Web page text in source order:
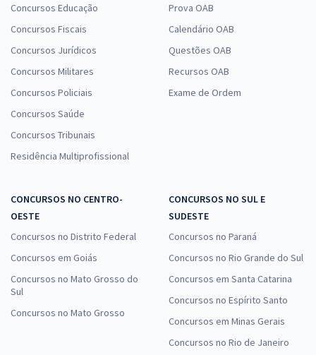
Concursos Educação
Concursos Fiscais
Concursos Jurídicos
Concursos Militares
Concursos Policiais
Concursos Saúde
Concursos Tribunais
Residência Multiprofissional
Prova OAB
Calendário OAB
Questões OAB
Recursos OAB
Exame de Ordem
CONCURSOS NO CENTRO-
OESTE
Concursos no Distrito Federal
Concursos em Goiás
Concursos no Mato Grosso do
Sul
Concursos no Mato Grosso
CONCURSOS NO SUL E
SUDESTE
Concursos no Paraná
Concursos no Rio Grande do Sul
Concursos em Santa Catarina
Concursos no Espírito Santo
Concursos em Minas Gerais
Concursos no Rio de Janeiro